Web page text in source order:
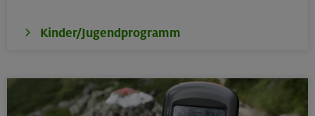
Kinder/Jugendprogramm